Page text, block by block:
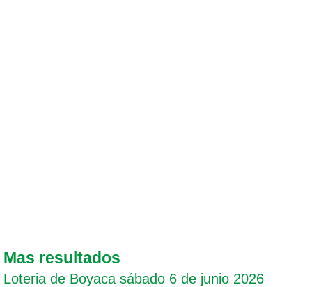
Mas resultados
Loteria de Boyaca sábado 6 de junio 2026